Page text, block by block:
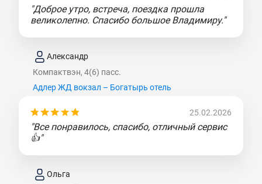
"Доброе утро, встреча, поездка прошла
великолепно. Спасибо большое Владимиру."
Александр
Компактвэн, 4(6) пасс.
Адлер ЖД вокзал – Богатырь отель
25.02.2026
"Все понравилось, спасибо, отличный сервис
👍"
Ольга